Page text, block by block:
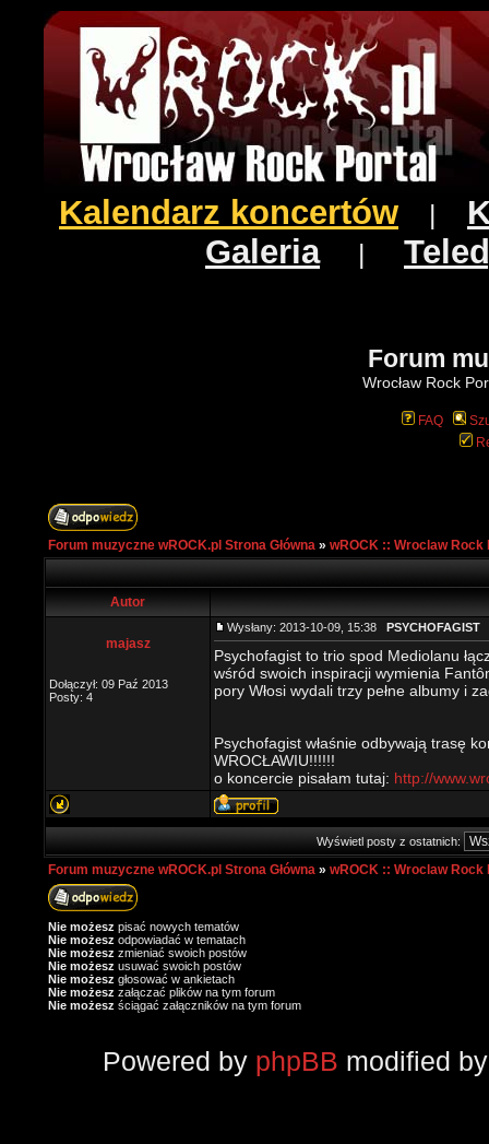
Kalendarz koncertów
Galeria|
Forum
Wrocław Rock
FAQ
Forum muzyczne wROCK.pl Strona Główna » wROCK :: Wroclaw Rock
Autor
majasz
Dołączył: 09 Paź 2013
Posty: 4
Wysłany: 2013-10-09, 15:38 PSYCHOFAGIST
Psychofagist to trio spod Mediolanu
wśród swoich inspiracji wymienia
pory Włosi wydali trzy pełne albumy i
Psychofagist właśnie odbywają trasę
WROCŁAWIU!!!!!!
o koncercie pisałam tutaj: http://
Wyświetl posty z ostatnich:
Forum muzyczne wROCK.pl Strona Główna » wROCK :: Wroclaw Rock
Nie możesz pisać nowych tematów
Nie możesz odpowiadać w tematach
Nie możesz zmieniać swoich postów
Nie możesz usuwać swoich postów
Nie możesz głosować w ankietach
Nie możesz załączać plików na tym forum
Nie możesz ściągać załączników na tym forum
Powered by phpBB modified